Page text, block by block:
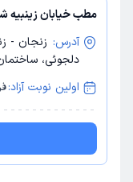
مطب خیابان زینبیه
آدرس: زنجان -
دلجوئی، ساختمان
اولین نوبت آزاد: